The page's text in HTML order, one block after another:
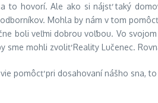
to hovorí. Ale ako si nájsť taký
Mohla by nám v tom
boli veľmi dobrou voľbou. Vo
sme mohli zvoliť Reality Lučenec.
pomôcť pri dosahovaní nášho sna,